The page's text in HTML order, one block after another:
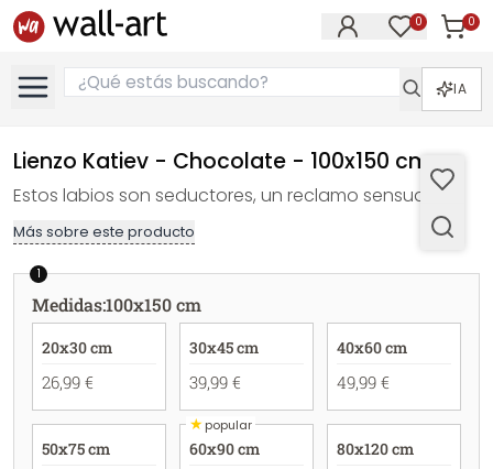
0 0
IA
Lienzo Katiev - Chocolate - 100x150 cm
Estos labios son seductores, un reclamo sensual.
Más sobre este producto
1
Medidas:100x150 cm
20x30 cm
26,99 €
30x45 cm
39,99 €
40x60 cm
49,99 €
50x75 cm
★popular
60x90 cm 80x120 cm